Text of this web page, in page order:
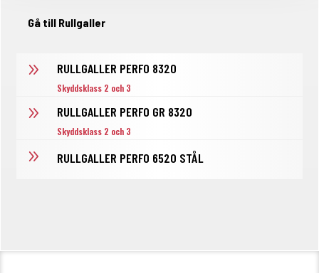
Gå till Rullgaller
9 RULLGALLER PERFO 8320
Skyddsklass 2 och 3
9 RULLGALLER PERFO GR 8320
Skyddsklass 2 och 3
9 RULLGALLER PERFO 6520 STÅL